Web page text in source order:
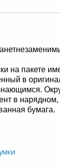
на пакете
в
в
бумага.